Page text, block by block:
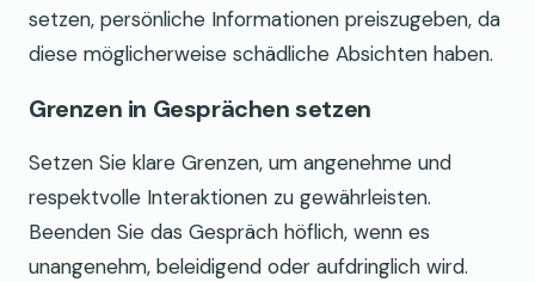
setzen, persönliche Informationen preiszugeben, da
diese möglicherweise schädliche Absichten haben.
Grenzen in Gesprächen setzen
Setzen Sie klare Grenzen, um angenehme und
respektvolle Interaktionen zu gewährleisten.
Beenden Sie das Gespräch höflich, wenn es
unangenehm, beleidigend oder aufdringlich wird.